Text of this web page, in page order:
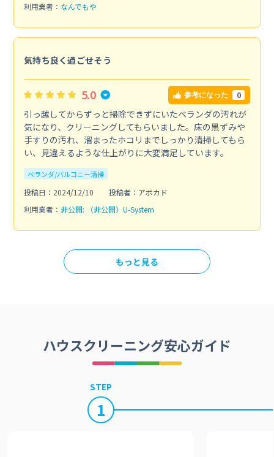
利用業者： なんでもや
気持ち良く過ごせそう
5.0 参考になった 0
引っ越してからずっと掃除できずにいたベランダの汚れが
気になり、クリーニングしてもらいました。床の黒ずみや
手すりの汚れ、溜まったホコリまでしっかり清掃してもら
い、見違えるような仕上がりに大変満足しています。
ベランダ/バルコニー清掃
投稿日：2024/12/10
投稿者：アボカド
利用業者： 非公開: （非公開）U-System
もっと見る
ハウスクリーニング安心ガイド
STEP
1